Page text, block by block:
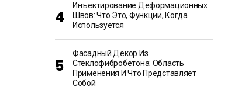
Инъектирование Деформационных
Швов: Что Это, Функции, Когда
Используется
Фасадный Декор Из
Стеклофибробетона: Область
Применения И Что Представляет
Собой